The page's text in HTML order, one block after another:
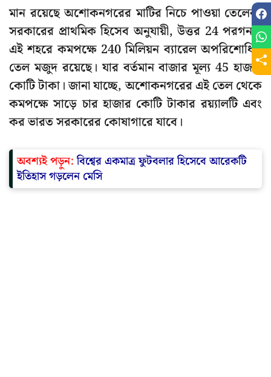
মান রয়েছে অশোকনগরের মাটির নিচে পাওয়া তেলের।
সরকারের প্রাথমিক হিসেব অনুযায়ী, উত্তর 24 পরগনার
এই শহরে কমপক্ষে 240 মিলিয়ন ব্যারেল অপরিশোধিত
তেল মজুদ রয়েছে। যার বর্তমান বাজার মূল্য 45 হাজার
কোটি টাকা। জানা যাচ্ছে, অশোকনগরের এই তেল থেকে
কমপক্ষে সাড়ে চার হাজার কোটি টাকার রয়্যালটি এবং
কর ভারত সরকারের কোষাগারে যাবে।
অবশ্যই পড়ুন:বিশ্বের একমাত্র ফুটবলার হিসেবে আরেকটি
ইতিহাস গড়লেন মেসি